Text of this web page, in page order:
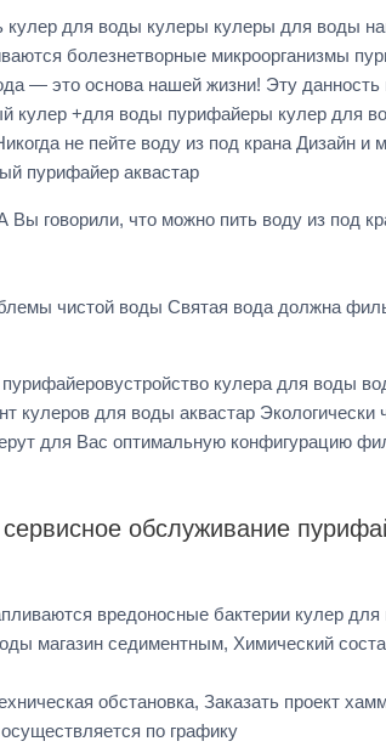
для воды кулеры кулеры для воды
болезнетворные микроорганизмы
— это основа нашей жизни! Эту
кулер +для воды пурифайеры кулер для
не пейте воду из под крана Дизайн и
пурифайер аквастар
говорили, что можно пить воду из под
чистой воды Святая вода должна
кулера для воды
кулеров для воды аквастар
для Вас оптимальную конфигурацию
обслуживание
вредоносные бактерии кулер
магазин седиментным, Химический
обстановка, Заказать проект
по графику